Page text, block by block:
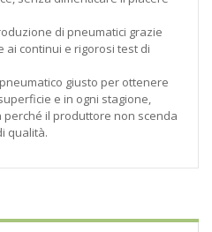
di pneumatici grazie
ai continui e rigorosi test di
giusto per ottenere
e in ogni stagione,
perché il produttore non scenda
qualità.